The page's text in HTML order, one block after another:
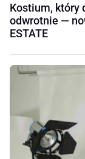
Kostium, który
odwrotnie —
ESTATE